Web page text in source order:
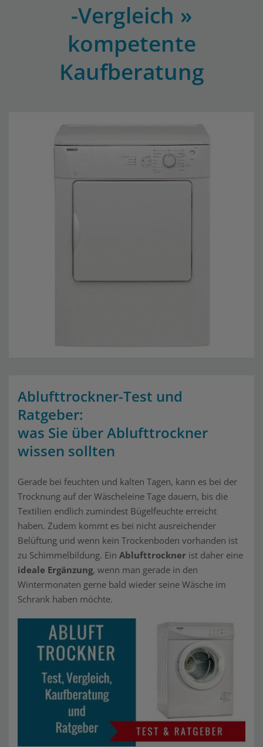
-Vergleich »
kompetente
Kaufberatung
Ablufttrockner-Test und
Ratgeber:
was Sie über Ablufttrockner
wissen sollten
Gerade bei feuchten und kalten Tagen, kann es bei der
Trocknung auf der Wäscheleine Tage dauern, bis die
Textilien endlich zumindest Bügelfeuchte erreicht
haben. Zudem kommt es bei nicht ausreichender
Belüftung und wenn kein Trockenboden vorhanden ist
zu Schimmelbildung. Ein Ablufttrockner ist daher eine
ideale Ergänzung, wenn man gerade in den
Wintermonaten gerne bald wieder seine Wäsche im
Schrank haben möchte.